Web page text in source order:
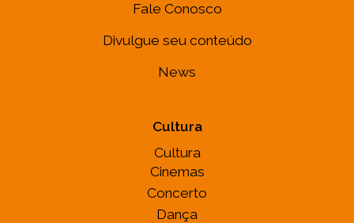
Fale Conosco
Divulgue seu conteúdo
News
Cultura
Cultura
Cinemas
Concerto
Dança